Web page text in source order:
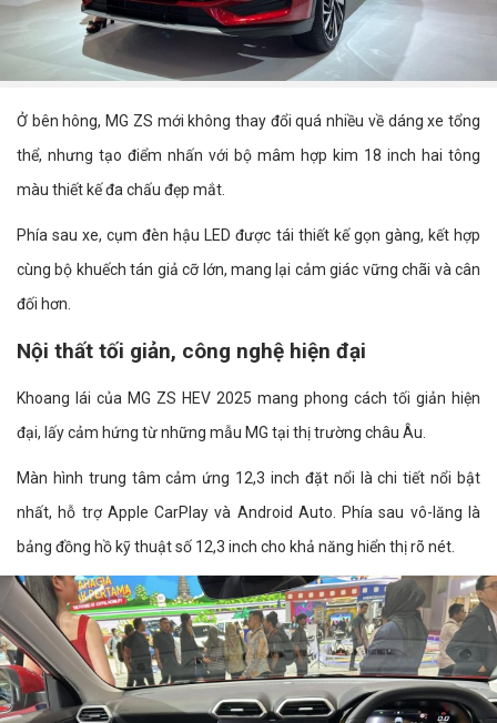
Ở bên hông, MG ZS mới không thay đổi quá nhiều về dáng xe tổng
thể, nhưng tạo điểm nhấn với bộ mâm hợp kim 18 inch hai tông
màu thiết kế đa chấu đẹp mắt.
Phía sau xe, cụm đèn hậu LED được tái thiết kế gọn gàng, kết hợp
cùng bộ khuếch tán giả cỡ lớn, mang lại cảm giác vững chãi và cân
đối hơn.
Nội thất tối giản, công nghệ hiện đại
Khoang lái của MG ZS HEV 2025 mang phong cách tối giản hiện
đại, lấy cảm hứng từ những mẫu MG tại thị trường châu Âu.
Màn hình trung tâm cảm ứng 12,3 inch đặt nổi là chi tiết nổi bật
nhất, hỗ trợ Apple CarPlay và Android Auto. Phía sau vô-lăng là
bảng đồng hồ kỹ thuật số 12,3 inch cho khả năng hiển thị rõ nét.